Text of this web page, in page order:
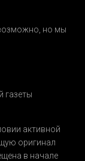
но мы
газеты
активной
оригинал
в начале